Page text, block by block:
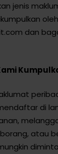
jenis
oleh
dan
di
atau